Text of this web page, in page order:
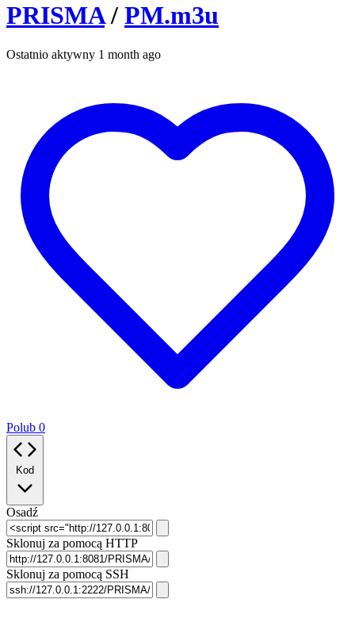
PRISMA / PM.m3u
Ostatnio aktywny 1 month ago
Polub 0
Kod
Osadź
Sklonuj za pomocą HTTP
Sklonuj za pomocą SSH